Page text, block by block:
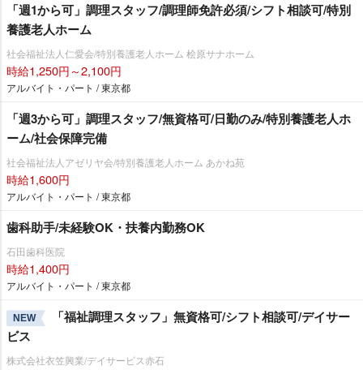
「週1から可」調理スタッフ/調理師免許必須/シフト相談可/特別
養護老人ホーム
社会福祉法人仁愛会/特別養護老人ホーム 桧原サナホーム
時給1,250円～2,100円
アルバイト・パート / 東京都
「週3から可」調理スタッフ/無資格可/日勤のみ/特別養護老人ホ
ーム/社会保障完備
社会福祉法人アゼリヤ会/特別養護老人ホーム あかね苑
時給1,600円
アルバイト・パート / 東京都
歯科助手/未経験OK・扶養内勤務OK
石田歯科医院
時給1,400円
アルバイト・パート / 東京都
NEW
「福祉調理スタッフ」無資格可/シフト相談可/デイサー
ビス
株式会社衣笠興業/デイサービス赤石